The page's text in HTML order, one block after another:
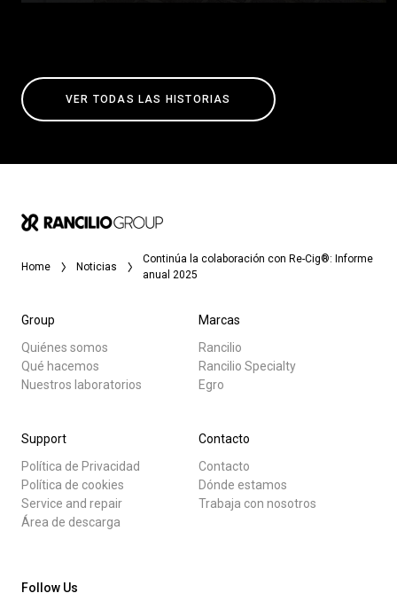
VER TODAS LAS HISTORIAS
Home Noticias
Continúa la colaboración con Re-Cig®: Informe
anual 2025
Group
Quiénes somos
Qué hacemos
Nuestros laboratorios
Marcas
Rancilio
Rancilio Specialty
Egro
Support
Política de Privacidad
Política de cookies
Service and repair
Área de descarga
Contacto
Contacto
Dónde estamos
Trabaja con nosotros
Follow Us